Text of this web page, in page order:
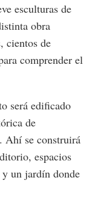
esculturas de
obra
cientos de
comprender el
será edificado
de
Ahí se construirá
espacios
y un jardín donde